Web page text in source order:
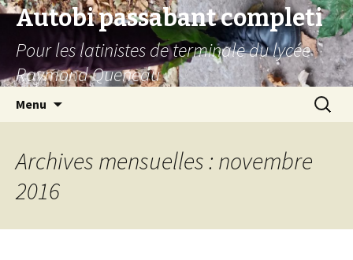
Autobi passabant completi
Pour les latinistes de terminale du lycée
Raymond Queneau
Menu
Archives mensuelles : novembre
2016